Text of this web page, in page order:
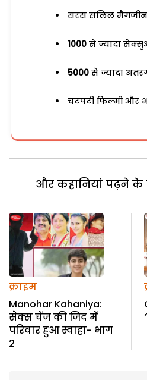
सरस सलिल मैगजीन
1000 से ज्यादा
5000 से ज्यादा
चटपटी फिल्मी और
और कहानियां पढ़ने के
क्राइम
Manohar Kahaniya:
सेक्स चेंज की जिद में
परिवार हुआ स्वाहा- भाग
2